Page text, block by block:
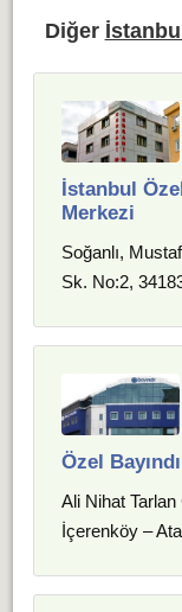
Diğer İstanbul
İstanbul
Merkezi
Soğanlı,
Sk. No:2,
Özel
Ali Nihat
İçerenköy –